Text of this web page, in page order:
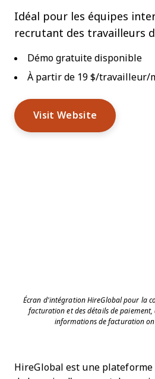
Idéal pour les équipes
recrutant des travailleurs
Démo gratuite disponible
À partir de 19 $/travailleur/
Visit Website
Écran d'intégration HireGlobal pour la
facturation et des détails de
informations de facturation
HireGlobal est une